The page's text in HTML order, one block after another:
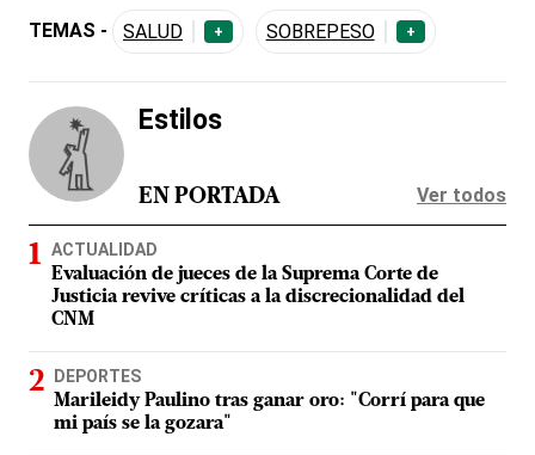
TEMAS - SALUD + SOBREPESO +
Estilos
EN PORTADA Ver todos
ACTUALIDAD
Evaluación de jueces de la Suprema Corte de
Justicia revive críticas a la discrecionalidad del
CNM
DEPORTES
Marileidy Paulino tras ganar oro: "Corrí para que
mi país se la gozara"